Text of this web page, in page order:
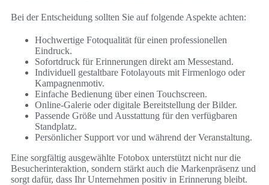
Bei der Entscheidung sollten Sie auf folgende Aspekte achten:
Hochwertige Fotoqualität für einen professionellen
Eindruck.
Sofortdruck für Erinnerungen direkt am Messestand.
Individuell gestaltbare Fotolayouts mit Firmenlogo oder
Kampagnenmotiv.
Einfache Bedienung über einen Touchscreen.
Online-Galerie oder digitale Bereitstellung der Bilder.
Passende Größe und Ausstattung für den verfügbaren
Standplatz.
Persönlicher Support vor und während der Veranstaltung.
Eine sorgfältig ausgewählte Fotobox unterstützt nicht nur die
Besucherinteraktion, sondern stärkt auch die Markenpräsenz und
sorgt dafür, dass Ihr Unternehmen positiv in Erinnerung bleibt.